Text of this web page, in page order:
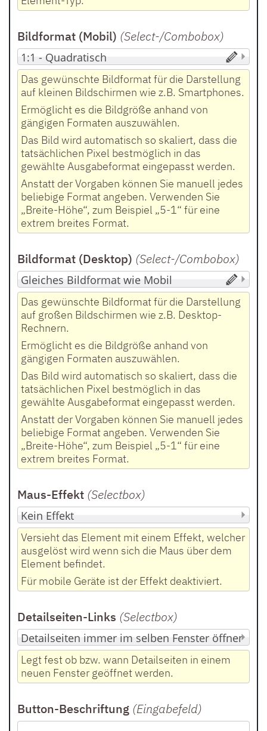
Bildformat (Mobil) (Select-/Combobox)
Das gewünschte Bildformat für die Darstellung
auf kleinen Bildschirmen wie z.B. Smartphones.
Ermöglicht es die Bildgröße anhand von
gängigen Formaten auszuwählen.
Das Bild wird automatisch so skaliert, dass die
tatsächlichen Pixel bestmöglich in das
gewählte Ausgabeformat eingepasst werden.
Anstatt der Vorgaben können Sie manuell jedes
beliebige Format angeben. Verwenden Sie
„Breite-Höhe“, zum Beispiel „5-1“ für eine
extrem breites Format.
Bildformat (Desktop) (Select-/Combobox)
Das gewünschte Bildformat für die Darstellung
auf großen Bildschirmen wie z.B. Desktop-
Rechnern.
Ermöglicht es die Bildgröße anhand von
gängigen Formaten auszuwählen.
Das Bild wird automatisch so skaliert, dass die
tatsächlichen Pixel bestmöglich in das
gewählte Ausgabeformat eingepasst werden.
Anstatt der Vorgaben können Sie manuell jedes
beliebige Format angeben. Verwenden Sie
„Breite-Höhe“, zum Beispiel „5-1“ für eine
extrem breites Format.
Maus-Effekt (Selectbox)
Versieht das Element mit einem Effekt, welcher
ausgelöst wird wenn sich die Maus über dem
Element befindet.
Für mobile Geräte ist der Effekt deaktiviert.
Detailseiten-Links (Selectbox)
Legt fest ob bzw. wann Detailseiten in einem
neuen Fenster geöffnet werden.
Button-Beschriftung (Eingabefeld)